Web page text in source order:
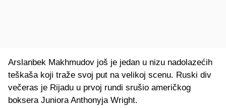
Arslanbek Makhmudov još je jedan u nizu nadolazećih
teškaša koji traže svoj put na velikoj scenu. Ruski div
večeras je Rijadu u prvoj rundi srušio američkog
boksera Juniora Anthonyja Wright.